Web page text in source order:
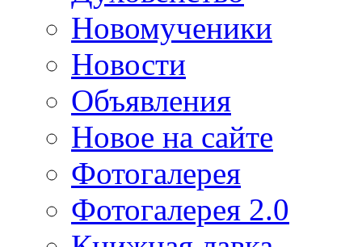
Новомученики
Новости
Объявления
Новое на сайте
Фотогалерея
Фотогалерея 2.0